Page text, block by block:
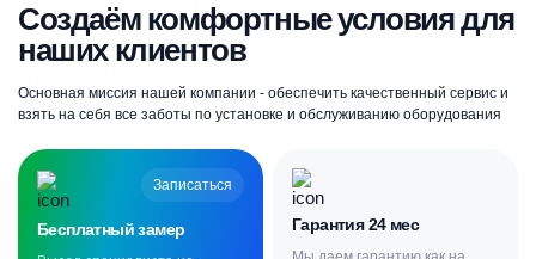
Создаём комфортные условия для
наших клиентов
Основная миссия нашей компании - обеспечить качественный сервис и
взять на себя все заботы по установке и обслуживанию оборудования
Записаться
Бесплатный замер Гарантия 24 мес